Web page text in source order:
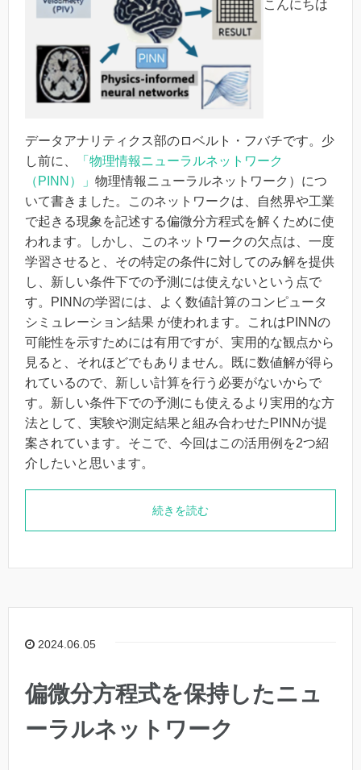
こんにちは
データアナリティクス部のロベルト・フバチです。少
し前に、
「物理情報ニューラルネットワーク
（PINN）」 物理情報ニューラルネットワーク）につ
いて書きました。このネットワークは、自然界や工業
で起きる現象を記述する偏微分方程式を解くために使
われます。しかし、このネットワークの欠点は、一度
学習させると、その特定の条件に対してのみ解を提供
し、新しい条件下での予測には使えないという点で
す。PINNの学習には、よく数値計算のコンピュータ
シミュレーション結果 が使われます。これはPINNの
可能性を示すためには有用ですが、実用的な観点から
見ると、それほどでもありません。既に数値解が得ら
れているので、新しい計算を行う必要がないからで
す。新しい条件下での予測にも使えるより実用的な方
法として、実験や測定結果と組み合わせたPINNが提
案されています。そこで、今回はこの活用例を2つ紹
介したいと思います。
続きを読む
2024.06.05
偏微分方程式を保持したニュ
ーラルネットワーク